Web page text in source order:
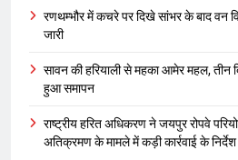
रणथम्भौर में कचरे पर दिखे सांभर के बाद वन
जारी
सावन की हरियाली से महका आमेर महल, तीन
हुआ समापन
राष्ट्रीय हरित अधिकरण ने जयपुर रोपवे
अतिक्रमण के मामले में कड़ी कार्रवाई के निर्देश